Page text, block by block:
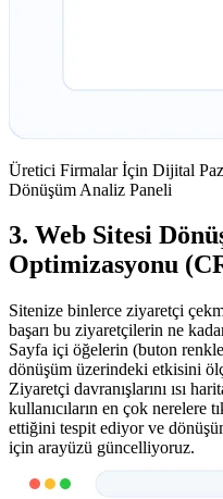
Üretici Firmalar İçin Dijital
Dönüşüm Analiz Paneli
3. Web Sitesi
Optimizasyonu
Sitenize binlerce ziyaretçi
başarı bu ziyaretçilerin ne
Sayfa içi öğelerin (buton
dönüşüm üzerindeki etkisini
Ziyaretçi davranışlarını ısı
kullanıcıların en çok nerelere
ettiğini tespit ediyor ve
için arayüzü güncelliyoruz.